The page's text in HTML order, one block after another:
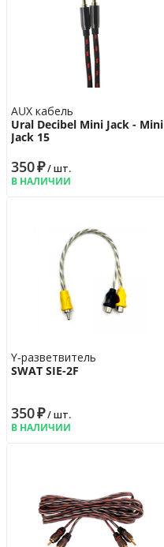
AUX кабель
Ural Decibel Mini Jack - Mini
Jack 15
350₽/ шт.
В НАЛИЧИИ
Y-разветвитель
SWAT SIE-2F
350₽/ шт.
В НАЛИЧИИ